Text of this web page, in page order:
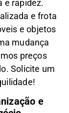
e rapidez.
e frota
e objetos
mudança
preços
. Solicite um
e